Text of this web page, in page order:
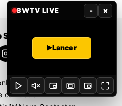
Google Play
Rédaction
Mentions légales
correction
BWTV LIVE - x
Lancer